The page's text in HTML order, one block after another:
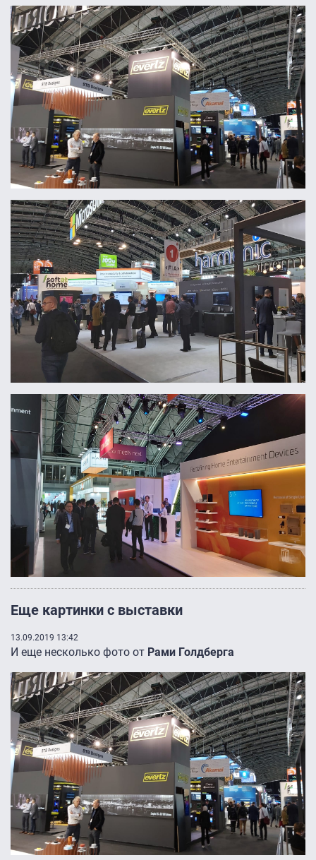
Еще картинки с выставки
13.09.2019 13:42
И еще несколько фото от Рами Голдберга